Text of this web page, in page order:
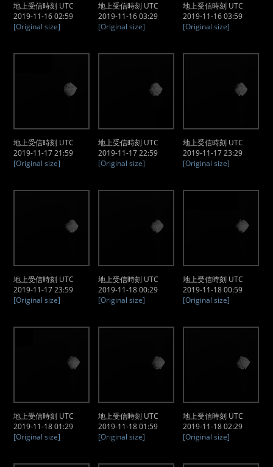
地上受信時刻 UTC
2019-11-16 02:59
[Original size]
地上受信時刻 UTC
2019-11-16 03:29
[Original size]
地上受信時刻 UTC
2019-11-16 03:59
[Original size]
地上受信時刻 UTC
2019-11-17 21:59
[Original size]
地上受信時刻 UTC
2019-11-17 22:59
[Original size]
地上受信時刻 UTC
2019-11-17 23:29
[Original size]
地上受信時刻 UTC
2019-11-17 23:59
[Original size]
地上受信時刻 UTC
2019-11-18 00:29
[Original size]
地上受信時刻 UTC
2019-11-18 00:59
[Original size]
地上受信時刻 UTC
2019-11-18 01:29
[Original size]
地上受信時刻 UTC
2019-11-18 01:59
[Original size]
地上受信時刻 UTC
2019-11-18 02:29
[Original size]